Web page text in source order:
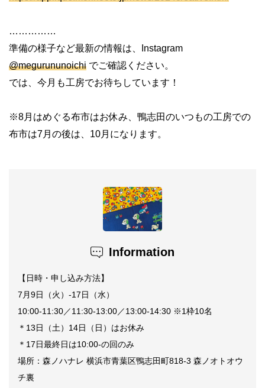
……………
準備の様子など最新の情報は、Instagram
@megurununoichi でご確認ください。
では、今月も工房でお待ちしています！
※8月はめぐる布市はお休み、鴨志田のいつもの工房での
布市は7月の後は、10月になります。
Information
【日時・申し込み方法】
7月9日（火）-17日（水）
10:00-11:30／11:30-13:00／13:00-14:30 ※1枠10名
＊13日（土）14日（日）はお休み
＊17日最終日は10:00-の回のみ
場所：森ノハナレ 横浜市青葉区鴨志田町818-3 森ノオトオウ
チ裏